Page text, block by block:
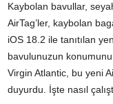
Kaybolan bavullar,
AirTag’ler, kaybolan
iOS 18.2 ile tanıtılan
bavulunuzun
Virgin Atlantic, bu yeni
duyurdu. İşte nasıl